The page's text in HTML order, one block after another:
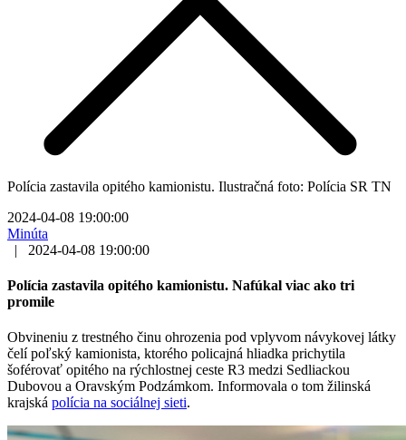
Polícia zastavila opitého kamionistu. Ilustračná foto: Polícia SR TN
2024-04-08 19:00:00
Minúta
|
2024-04-08 19:00:00
Polícia zastavila opitého kamionistu. Nafúkal viac ako tri
promile
Obvineniu z trestného činu ohrozenia pod vplyvom návykovej látky
čelí poľský kamionista, ktorého policajná hliadka prichytila
šoférovať opitého na rýchlostnej ceste R3 medzi Sedliackou
Dubovou a Oravským Podzámkom. Informovala o tom žilinská
krajská polícia na sociálnej sieti.